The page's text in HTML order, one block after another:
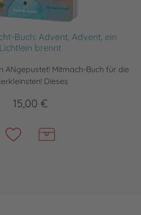
Buch: Advent, Advent, ein
Lichtlein brennt
ANgepustet! Mitmach-Buch für die
Dieses
15,00 €